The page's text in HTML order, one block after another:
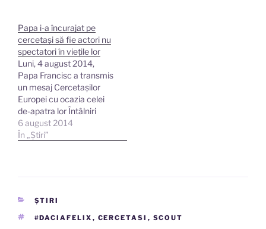
Papa i-a încurajat pe
cercetaşi să fie actori nu
spectatori în vieţile lor
Luni, 4 august 2014,
Papa Francisc a transmis
un mesaj Cercetaşilor
Europei cu ocazia celei
de-apatra lor Întâlniri
Internaţionale (Euro-
Jamboree). Întâlnirea
reunit la Saint-Evroult-
Notre-Dame-Du-Bois, în
6 august 2014
În „Știri”
CATEGORII
ȘTIRI
ETICHETE
#DACIAFELIX , CERCETASI , SCOUT